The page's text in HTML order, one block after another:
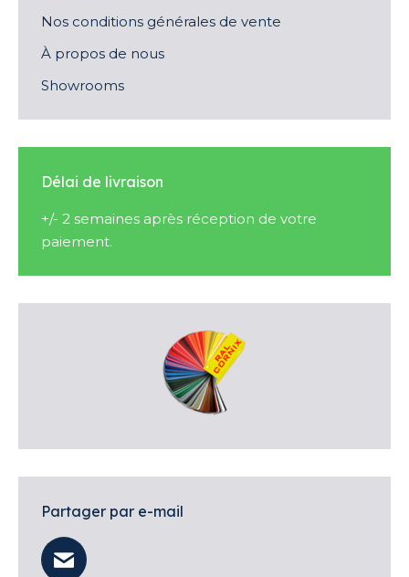
Nos conditions générales de vente
À propos de nous
Showrooms
Délai de livraison
+/- 2 semaines après réception de votre
paiement.
Partager par e-mail